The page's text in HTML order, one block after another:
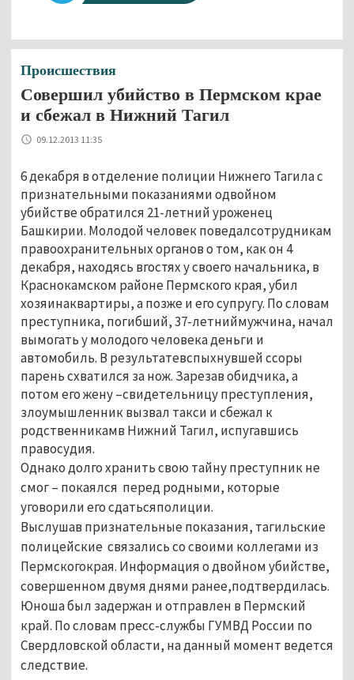
Происшествия
Совершил убийство в Пермском крае
и сбежал в Нижний Тагил
09.12.2013 11:35
6 декабря в отделение полиции Нижнего Тагила с
признательными показаниями одвойном
убийстве обратился 21-летний уроженец
Башкирии. Молодой человек поведалсотрудникам
правоохранительных органов о том, как он 4
декабря, находясь вгостях у своего начальника, в
Краснокамском районе Пермского края, убил
хозяинаквартиры, а позже и его супругу. По словам
преступника, погибший, 37-летниймужчина, начал
вымогать у молодого человека деньги и
автомобиль. В результатевспыхнувшей ссоры
парень схватился за нож. Зарезав обидчика, а
потом его жену –свидетельницу преступления,
злоумышленник вызвал такси и сбежал к
родственникамв Нижний Тагил, испугавшись
правосудия.
Однако долго хранить свою тайну преступник не
смог – покаялся перед родными, которые
уговорили его сдатьсяполиции.
Выслушав признательные показания, тагильские
полицейские связались со своими коллегами из
Пермскогокрая. Информация о двойном убийстве,
совершенном двумя днями ранее,подтвердилась.
Юноша был задержан и отправлен в Пермский
край. По словам пресс-службы ГУМВД России по
Свердловской области, на данный момент ведется
следствие.